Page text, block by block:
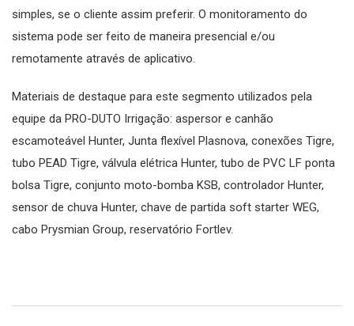
simples, se o cliente assim preferir. O monitoramento do
sistema pode ser feito de maneira presencial e/ou
remotamente através de aplicativo.
Materiais de destaque para este segmento utilizados pela
equipe da PRO-DUTO Irrigação: aspersor e canhão
escamoteável Hunter, Junta flexível Plasnova, conexões Tigre,
tubo PEAD Tigre, válvula elétrica Hunter, tubo de PVC LF ponta
bolsa Tigre, conjunto moto-bomba KSB, controlador Hunter,
sensor de chuva Hunter, chave de partida soft starter WEG,
cabo Prysmian Group, reservatório Fortlev.